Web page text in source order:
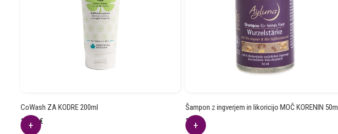
CoWash ZA KODRE 200ml
18.23€
Šampon z ingverjem in likoricijo MOČ KORENIN 50ml
3.44
€